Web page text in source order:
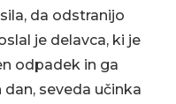
da odstranijo
je delavca, ki je
odpadek in ga
seveda učinka